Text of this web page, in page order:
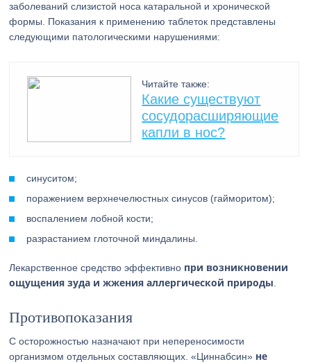
заболеваний слизистой носа катаральной и хронической
формы. Показания к применению таблеток представлены
следующими патологическими нарушениями:
Читайте также:
Какие существуют
сосудорасширяющие
капли в нос?
синуситом;
поражением верхнечелюстных синусов (гайморитом);
воспалением лобной кости;
разрастанием глоточной миндалины.
Лекарственное средство эффективно при возникновении
ощущения зуда и жжения аллергической природы
Противопоказания
С осторожностью назначают при непереносимости
организмом отдельных составляющих. «Циннабсин» не